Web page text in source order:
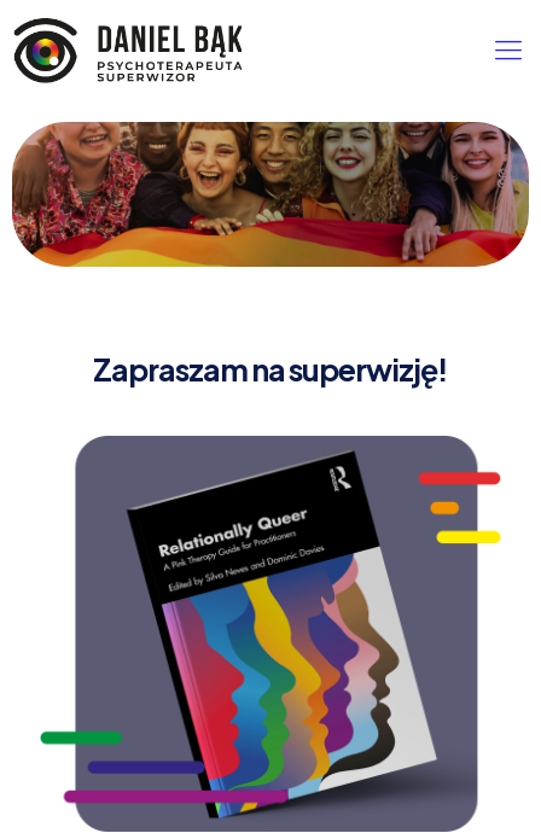
Zapraszam na superwizję!